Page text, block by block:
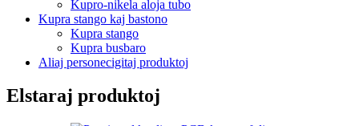
Kupro-nikela aloja tubo
Kupra stango kaj bastono
Kupra stango
Kupra busbaro
Aliaj personecigitaj produktoj
Elstaraj produktoj